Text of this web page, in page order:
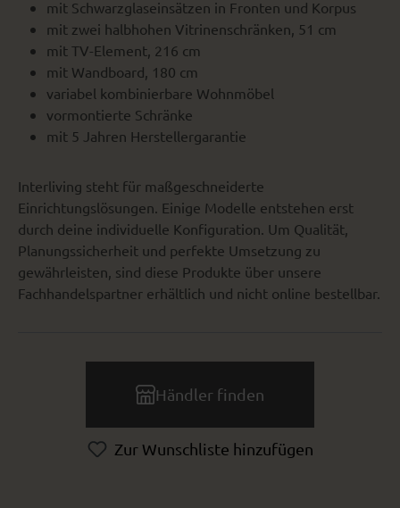
mit Schwarzglaseinsätzen in Fronten und Korpus
mit zwei halbhohen Vitrinenschränken, 51 cm
mit TV-Element, 216 cm
mit Wandboard, 180 cm
variabel kombinierbare Wohnmöbel
vormontierte Schränke
mit 5 Jahren Herstellergarantie
Interliving steht für maßgeschneiderte
Einrichtungslösungen. Einige Modelle entstehen erst
durch deine individuelle Konfiguration. Um Qualität,
Planungssicherheit und perfekte Umsetzung zu
gewährleisten, sind diese Produkte über unsere
Fachhandelspartner erhältlich und nicht online bestellbar.
Händler finden
Zur Wunschliste hinzufügen